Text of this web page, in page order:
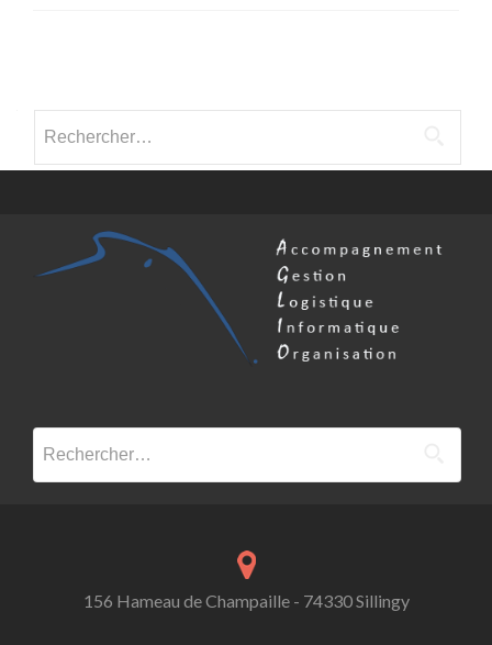
navigation
Rechercher :
156 Hameau de Champaille - 74330 Sillingy